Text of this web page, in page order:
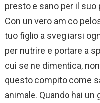
presto e sano per il suo
Con un vero amico
tuo figlio a svegliarsi
per nutrire e portare a
cui se ne dimentica,
questo compito come
animale. Quando hai un